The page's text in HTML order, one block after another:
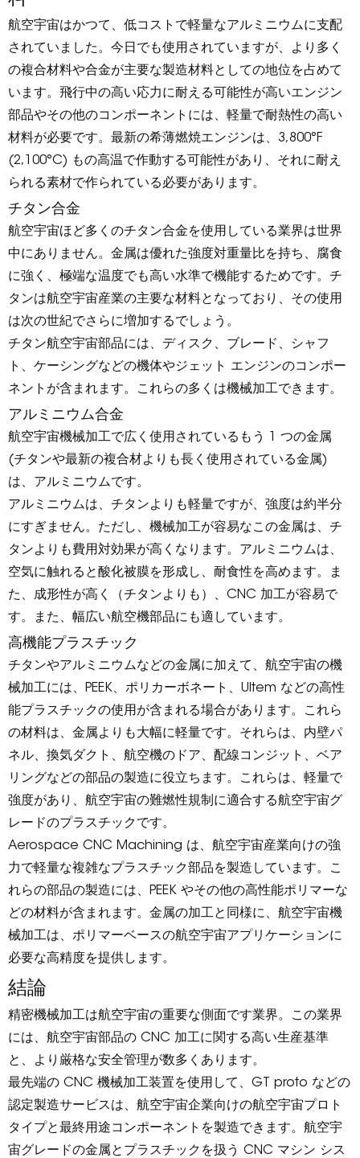
航空宇宙はかつて、低コストで軽量なアルミニウムに支配
されていました。今日でも使用されていますが、より多く
の複合材料や合金が主要な製造材料としての地位を占めて
います。飛行中の高い応力に耐える可能性が高いエンジン
部品やその他のコンポーネントには、軽量で耐熱性の高い
材料が必要です。最新の希薄燃焼エンジンは、3,800°F
(2,100°C) もの高温で作動する可能性があり、それに耐え
られる素材で作られている必要があります。
チタン合金
航空宇宙ほど多くのチタン合金を使用している業界は世界
中にありません。金属は優れた強度対重量比を持ち、腐食
に強く、極端な温度でも高い水準で機能するためです。チ
タンは航空宇宙産業の主要な材料となっており、その使用
は次の世紀でさらに増加するでしょう。
チタン航空宇宙部品には、ディスク、ブレード、シャフ
ト、ケーシングなどの機体やジェット エンジンのコンポー
ネントが含まれます。これらの多くは機械加工できます。
アルミニウム合金
航空宇宙機械加工で広く使用されているもう 1 つの金属
(チタンや最新の複合材よりも長く使用されている金属)
は、アルミニウムです。
アルミニウムは、チタンよりも軽量ですが、強度は約半分
にすぎません。ただし、機械加工が容易なこの金属は、チ
タンよりも費用対効果が高くなります。アルミニウムは、
空気に触れると酸化被膜を形成し、耐食性を高めます。ま
た、成形性が高く（チタンよりも）、CNC 加工が容易で
す。また、幅広い航空機部品にも適しています。
高機能プラスチック
チタンやアルミニウムなどの金属に加えて、航空宇宙の機
械加工には、PEEK、ポリカーボネート、Ultem などの高性
能プラスチックの使用が含まれる場合があります。これら
の材料は、金属よりも大幅に軽量です。それらは、内壁パ
ネル、換気ダクト、航空機のドア、配線コンジット、ベア
リングなどの部品の製造に役立ちます。これらは、軽量で
強度があり、航空宇宙の難燃性規制に適合する航空宇宙グ
レードのプラスチックです。
Aerospace CNC Machining は、航空宇宙産業向けの強
力で軽量な複雑なプラスチック部品を製造しています。こ
れらの部品の製造には、PEEK やその他の高性能ポリマーな
どの材料が含まれます。金属の加工と同様に、航空宇宙機
械加工は、ポリマーベースの航空宇宙アプリケーションに
必要な高精度を提供します。
結論
精密機械加工は航空宇宙の重要な側面です業界。この業界
には、航空宇宙部品の CNC 加工に関する高い生産基準
と、より厳格な安全管理が数多くあります。
最先端の CNC 機械加工装置を使用して、GT proto などの
認定製造サービスは、航空宇宙企業向けの航空宇宙プロト
タイプと最終用途コンポーネントを製造できます。航空宇
宙グレードの金属とプラスチックを扱う CNC マシン シス